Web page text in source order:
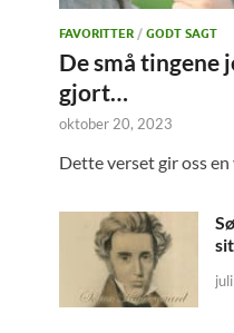
FAVORITTER /GODT SAGT
De små tingene
gjort…
oktober 20, 2023
Dette verset gir oss